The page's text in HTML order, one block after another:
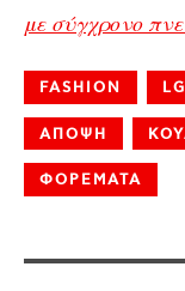
με σύγχρονο
FASHION
ΑΠΟΨΗ
ΦΟΡΕΜΑΤΑ